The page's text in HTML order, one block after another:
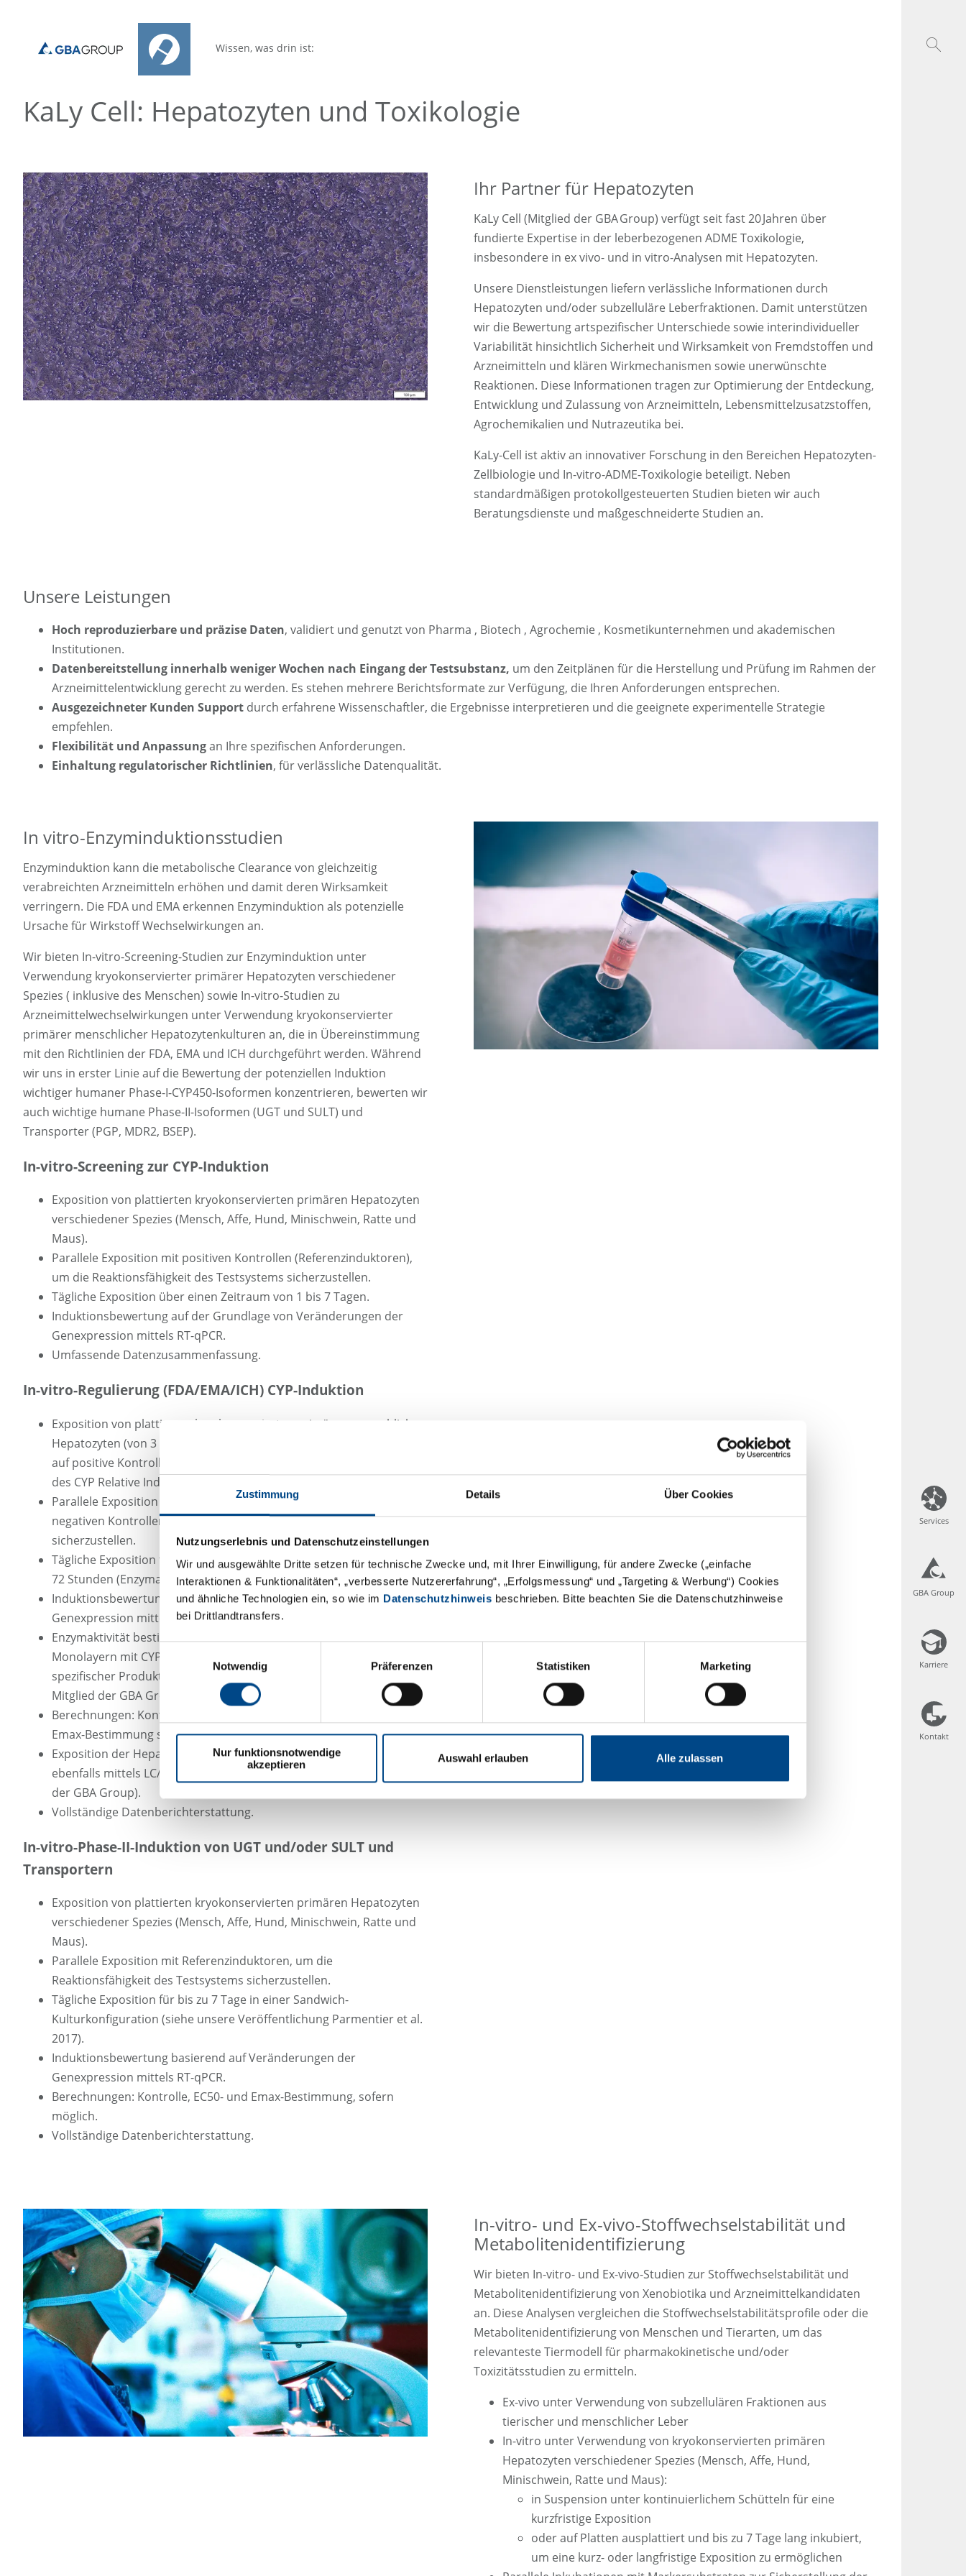
Zustimmung Details Über Cookies
Nutzungserlebnis und Datenschutzeinstellungen
Wir und ausgewählte Dritte setzen für technische Zwecke und, mit Ihrer Einwilligung, für andere Zwecke („einfache
Interaktionen & Funktionalitäten“, „verbesserte Nutzererfahrung“, „Erfolgsmessung“ und „Targeting & Werbung“) Cookies
und ähnliche Technologien ein, so wie im Datenschutzhinweis beschrieben. Bitte beachten Sie die Datenschutzhinweise
bei Drittlandtransfers.
Notwendig
Präferenzen Statistiken Marketing
Nur funktionsnotwendige
akzeptieren
Auswahl erlauben Alle zulassen
Services
GBA Group
Karriere
Kontakt
Wissen, was drin ist:
KaLy Cell: Hepatozyten und Toxikologie
Ihr Partner für Hepatozyten
KaLy Cell (Mitglied der GBA Group) verfügt seit fast 20 Jahren über
fundierte Expertise in der leberbezogenen ADME Toxikologie,
insbesondere in ex vivo- und in vitro-Analysen mit Hepatozyten.
Unsere Dienstleistungen liefern verlässliche Informationen durch
Hepatozyten und/oder subzelluläre Leberfraktionen. Damit unterstützen
wir die Bewertung artspezifischer Unterschiede sowie interindividueller
Variabilität hinsichtlich Sicherheit und Wirksamkeit von Fremdstoffen und
Arzneimitteln und klären Wirkmechanismen sowie unerwünschte
Reaktionen. Diese Informationen tragen zur Optimierung der Entdeckung,
Entwicklung und Zulassung von Arzneimitteln, Lebensmittelzusatzstoffen,
Agrochemikalien und Nutrazeutika bei.
KaLy-Cell ist aktiv an innovativer Forschung in den Bereichen Hepatozyten-
Zellbiologie und In-vitro-ADME-Toxikologie beteiligt. Neben
standardmäßigen protokollgesteuerten Studien bieten wir auch
Beratungsdienste und maßgeschneiderte Studien an.
Unsere Leistungen
Hoch reproduzierbare und präzise Daten, validiert und genutzt von Pharma , Biotech , Agrochemie , Kosmetikunternehmen und akademischen
Institutionen.
Datenbereitstellung innerhalb weniger Wochen nach Eingang der Testsubstanz, um den Zeitplänen für die Herstellung und Prüfung im Rahmen der
Arzneimittelentwicklung gerecht zu werden. Es stehen mehrere Berichtsformate zur Verfügung, die Ihren Anforderungen entsprechen.
Ausgezeichneter Kunden Support durch erfahrene Wissenschaftler, die Ergebnisse interpretieren und die geeignete experimentelle Strategie
empfehlen.
Flexibilität und Anpassungan Ihre spezifischen Anforderungen.
Einhaltung regulatorischer Richtlinien, für verlässliche Datenqualität.
In vitro-Enzyminduktionsstudien
Enzyminduktion kann die metabolische Clearance von gleichzeitig
verabreichten Arzneimitteln erhöhen und damit deren Wirksamkeit
verringern. Die FDA und EMA erkennen Enzyminduktion als potenzielle
Ursache für Wirkstoff Wechselwirkungen an.
Wir bieten In-vitro-Screening-Studien zur Enzyminduktion unter
Verwendung kryokonservierter primärer Hepatozyten verschiedener
Spezies ( inklusive des Menschen) sowie In-vitro-Studien zu
Arzneimittelwechselwirkungen unter Verwendung kryokonservierter
primärer menschlicher Hepatozytenkulturen an, die in Übereinstimmung
mit den Richtlinien der FDA, EMA und ICH durchgeführt werden. Während
wir uns in erster Linie auf die Bewertung der potenziellen Induktion
wichtiger humaner Phase-I-CYP450-Isoformen konzentrieren, bewerten wir
auch wichtige humane Phase-II-Isoformen (UGT und SULT) und
Transporter (PGP, MDR2, BSEP).
In-vitro-Screening zur CYP-Induktion
Exposition von plattierten kryokonservierten primären Hepatozyten
verschiedener Spezies (Mensch, Affe, Hund, Minischwein, Ratte und
Maus).
Parallele Exposition mit positiven Kontrollen (Referenzinduktoren),
um die Reaktionsfähigkeit des Testsystems sicherzustellen.
Tägliche Exposition über einen Zeitraum von 1 bis 7 Tagen.
Induktionsbewertung auf der Grundlage von Veränderungen der
Genexpression mittels RT-qPCR.
Umfassende Datenzusammenfassung.
In-vitro-Regulierung (FDA/EMA/ICH) CYP-Induktion
Exposition von plattierten kryokonservierten primären menschlichen
Hepatozyten (von 3 Spendern), die zuvor hinsichtlich ihrer Reaktion
auf positive Kontrollinduktoren charakterisiert wurden, einschließlich
des CYP Relative Induction Score (RIS).
Parallele Exposition mit positiven (Referenzinduktoren) und
negativen Kontrollen, um die Reaktionsfähigkeit des Testsystems
sicherzustellen.
Tägliche Exposition für 48 Stunden (mRNA-Expressionsniveaus) oder
72 Stunden (Enzymaktivitäten).
Induktionsbewertung basierend auf Veränderungen der
Genexpression mittels RT-qPCR.
Enzymaktivität bestimmt durch Inkubation von Hepatozyten-
Monolayern mit CYP-spezifischen Substraten und Messung CYP-
spezifischer Produkte mittels LC/MS (durchgeführt von einem
Mitglied der GBA Group).
Berechnungen: Kontrollfaktor, % der positiven Kontrolle, EC50- und
Emax-Bestimmung sowie RIS-Score, sofern möglich.
Exposition der Hepatozyten gegenüber dem Ausgangswirkstoff
ebenfalls mittels LC/MS gemessen (durchgeführt von einem Mitglied
der GBA Group).
Vollständige Datenberichterstattung.
In-vitro-Phase-II-Induktion von UGT und/oder SULT und
Transportern
Exposition von plattierten kryokonservierten primären Hepatozyten
verschiedener Spezies (Mensch, Affe, Hund, Minischwein, Ratte und
Maus).
Parallele Exposition mit Referenzinduktoren, um die
Reaktionsfähigkeit des Testsystems sicherzustellen.
Tägliche Exposition für bis zu 7 Tage in einer Sandwich-
Kulturkonfiguration (siehe unsere Veröffentlichung Parmentier et al.
2017).
Induktionsbewertung basierend auf Veränderungen der
Genexpression mittels RT-qPCR.
Berechnungen: Kontrolle, EC50- und Emax-Bestimmung, sofern
möglich.
Vollständige Datenberichterstattung.
In-vitro- und Ex-vivo-Stoffwechselstabilität und
Metabolitenidentifizierung
Wir bieten In-vitro- und Ex-vivo-Studien zur Stoffwechselstabilität und
Metabolitenidentifizierung von Xenobiotika und Arzneimittelkandidaten
an. Diese Analysen vergleichen die Stoffwechselstabilitätsprofile oder die
Metabolitenidentifizierung von Menschen und Tierarten, um das
relevanteste Tiermodell für pharmakokinetische und/oder
Toxizitätsstudien zu ermitteln.
Ex-vivo unter Verwendung von subzellulären Fraktionen aus
tierischer und menschlicher Leber
In-vitro unter Verwendung von kryokonservierten primären
Hepatozyten verschiedener Spezies (Mensch, Affe, Hund,
Minischwein, Ratte und Maus):
in Suspension unter kontinuierlichem Schütteln für eine
kurzfristige Exposition
oder auf Platten ausplattiert und bis zu 7 Tage lang inkubiert,
um eine kurz- oder langfristige Exposition zu ermöglichen
Services
GBA Group
Karriere
Kontakt